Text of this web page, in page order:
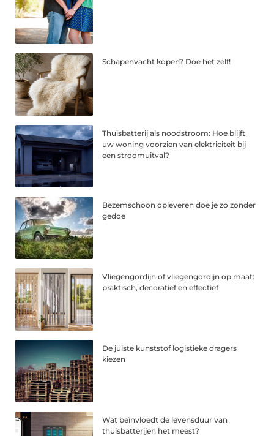
Schapenvacht kopen? Doe het zelf!
Thuisbatterij als noodstroom: Hoe blijft
uw woning voorzien van elektriciteit bij
een stroomuitval?
Bezemschoon opleveren doe je zo zonder
gedoe
Vliegengordijn of vliegengordijn op maat:
praktisch, decoratief en effectief
De juiste kunststof logistieke dragers
kiezen
Wat beïnvloedt de levensduur van
thuisbatterijen het meest?